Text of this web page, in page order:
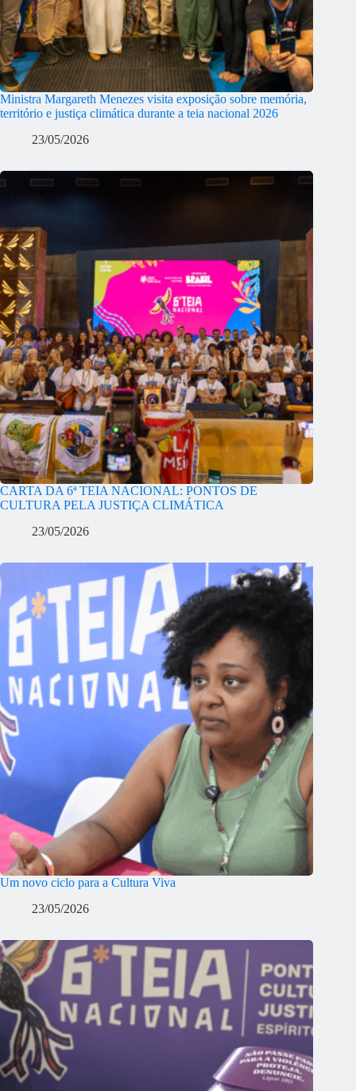
Ministra Margareth Menezes visita exposição sobre memória,
território e justiça climática durante a teia nacional 2026
23/05/2026
CARTA DA 6ª TEIA NACIONAL: PONTOS DE
CULTURA PELA JUSTIÇA CLIMÁTICA
23/05/2026
Um novo ciclo para a Cultura Viva
23/05/2026